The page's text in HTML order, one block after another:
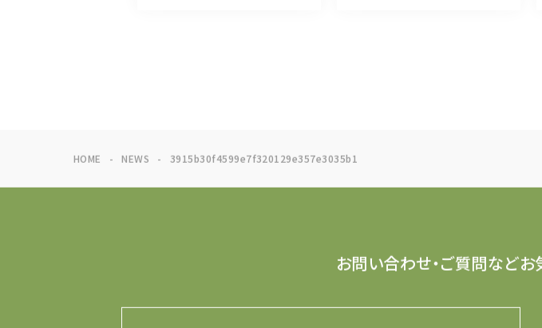
HOME NEWS 3915b30f4599e7f320129e357e3035b1
お問い合わせ・ご質問などお